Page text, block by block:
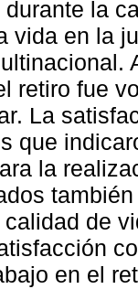
la
vida en la
retiro fue
La
que
la
de
en el